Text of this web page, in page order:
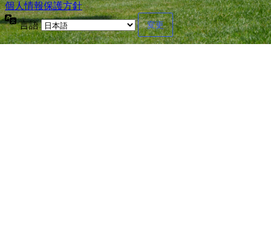
個人情報保護方針
言語